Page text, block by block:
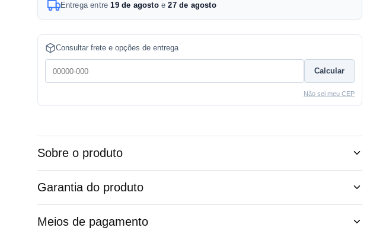
i
v
e
:
Entrega entre19 de agostoe27 de agosto
Consultar frete e opções de entrega
Calcular
Não sei meu CEP
Sobre o produto
Garantia do produto
Meios de pagamento